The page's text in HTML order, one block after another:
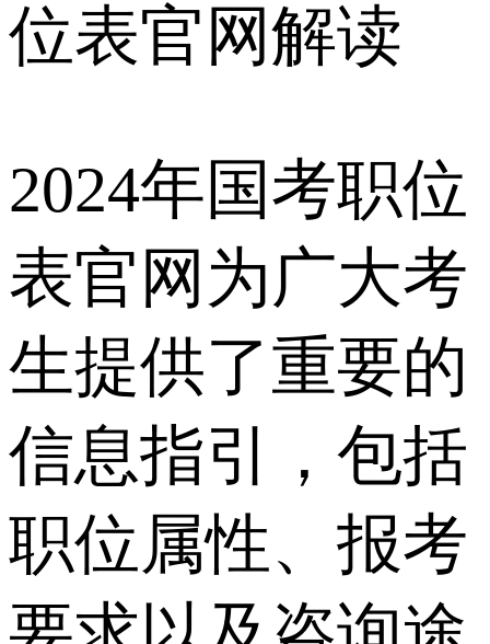
2024年国考职位
表官网为广大考
生提供了重要的
信息指引，包括
职位属性、报考